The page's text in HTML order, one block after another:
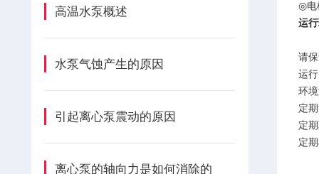
高温水泵概述
水泵气蚀产生的原因
引起离心泵震动的原因
离心泵的轴向力是如何消除的
◎电
运
请
运
环
定
定
定